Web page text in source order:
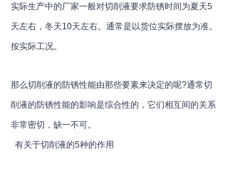
实际生产中的厂家一般对切削液要求防锈时间为夏天5
天左右，冬天10天左右。通常是以货位实际摆放为准。
按实际工况。
那么切削液的防锈性能由那些要素来决定的呢?通常切
削液的防锈性能的影响是综合性的，它们相互间的关系
非常密切，缺一不可。
有关于切削液的5种的作用